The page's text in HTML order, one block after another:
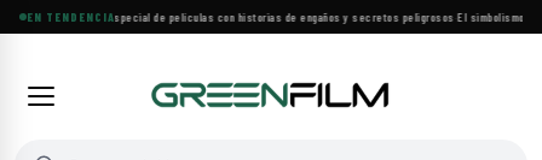
EN TENDENCIA
Lifetime estrena especial de películas con historias de engaños y secretos peligrosos·El simbolismo de